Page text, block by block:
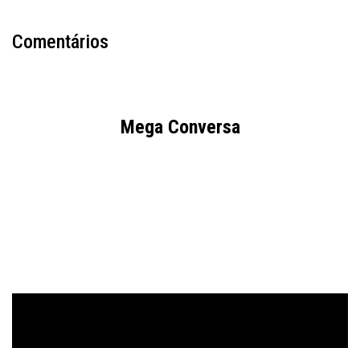
Comentários
Mega Conversa